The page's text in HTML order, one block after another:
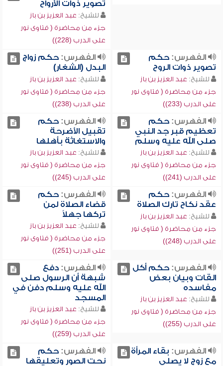
تصوير ذوات الأرواح
للشيخ: عبد العزيز بن باز
جزء من محاضرة ( فتاوى نور
على الدرب (228))
الفهرس:حكم
تصوير ذوات الروح
للشيخ: عبد العزيز بن باز
جزء من محاضرة ( فتاوى نور
على الدرب (233))
الفهرس:حكم زواج
البدل (الشغار)
للشيخ: عبد العزيز بن باز
جزء من محاضرة ( فتاوى نور
على الدرب (238))
الفهرس:حكم
تعظيم قبر جد النبي
صلى الله عليه وسلم
للشيخ: عبد العزيز بن باز
جزء من محاضرة ( فتاوى نور
على الدرب (241))
الفهرس:حكم
تقبيل الأضرحة
والاستغاثة بأهلها
للشيخ: عبد العزيز بن باز
جزء من محاضرة ( فتاوى نور
على الدرب (245))
الفهرس:حكم
عقد نكاح تارك الصلاة
للشيخ: عبد العزيز بن باز
جزء من محاضرة ( فتاوى نور
على الدرب (248))
الفهرس:حكم
قضاء الصلاة لمن
تركها جهلاً
للشيخ: عبد العزيز بن باز
جزء من محاضرة ( فتاوى نور
على الدرب (251))
الفهرس:حكم أكل
القات وبيان بعض
مفاسده
للشيخ: عبد العزيز بن باز
جزء من محاضرة ( فتاوى نور
على الدرب (255))
الفهرس:دفع
شبهة أن الرسول صلى
الله عليه وسلم دفن في
المسجد
للشيخ: عبد العزيز بن باز
جزء من محاضرة ( فتاوى نور
على الدرب (259))
الفهرس: بقاء المرأة
مع زوج لا يصلي
الفهرس:حكم
نحت الصور وتعليقها